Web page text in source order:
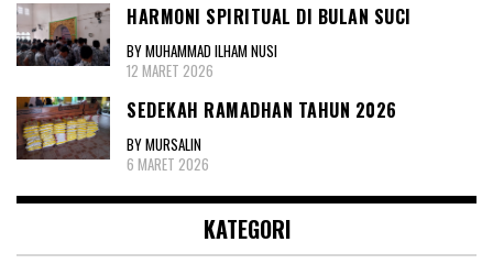
HARMONI SPIRITUAL DI BULAN SUCI
BY MUHAMMAD ILHAM NUSI
12 MARET 2026
SEDEKAH RAMADHAN TAHUN 2026
BY MURSALIN
6 MARET 2026
KATEGORI